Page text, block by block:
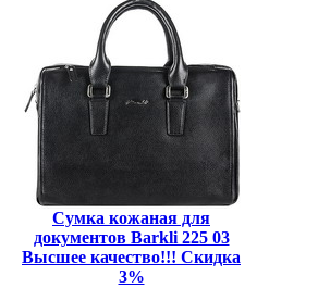
Сумка кожаная для
документов Barkli 225 03
Высшее качество!!! Скидка
3%